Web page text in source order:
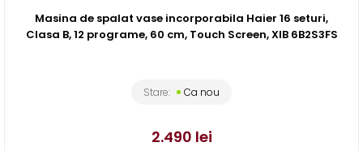
Masina de spalat vase incorporabila Haier 16 seturi,
Clasa B, 12 programe, 60 cm, Touch Screen, XIB 6B2S3FS
Stare: Ca nou
2.490 lei